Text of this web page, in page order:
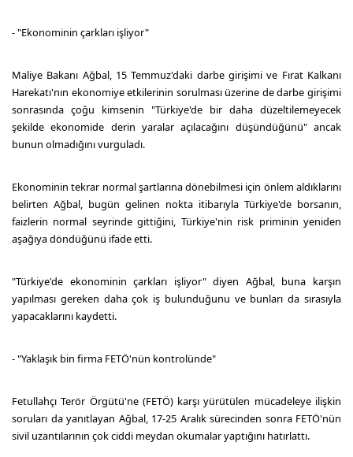
- "Ekonominin çarkları işliyor"
Maliye Bakanı Ağbal, 15 Temmuz'daki darbe girişimi ve Fırat Kalkanı
Harekatı'nın ekonomiye etkilerinin sorulması üzerine de darbe girişimi
sonrasında çoğu kimsenin "Türkiye'de bir daha düzeltilemeyecek
şekilde ekonomide derin yaralar açılacağını düşündüğünü" ancak
bunun olmadığını vurguladı.
Ekonominin tekrar normal şartlarına dönebilmesi için önlem aldıklarını
belirten Ağbal, bugün gelinen nokta itibarıyla Türkiye'de borsanın,
faizlerin normal seyrinde gittiğini, Türkiye'nin risk priminin yeniden
aşağıya döndüğünü ifade etti.
"Türkiye'de ekonominin çarkları işliyor" diyen Ağbal, buna karşın
yapılması gereken daha çok iş bulunduğunu ve bunları da sırasıyla
yapacaklarını kaydetti.
- "Yaklaşık bin firma FETÖ'nün kontrolünde"
Fetullahçı Terör Örgütü'ne (FETÖ) karşı yürütülen mücadeleye ilişkin
soruları da yanıtlayan Ağbal, 17-25 Aralık sürecinden sonra FETÖ'nün
sivil uzantılarının çok ciddi meydan okumalar yaptığını hatırlattı.